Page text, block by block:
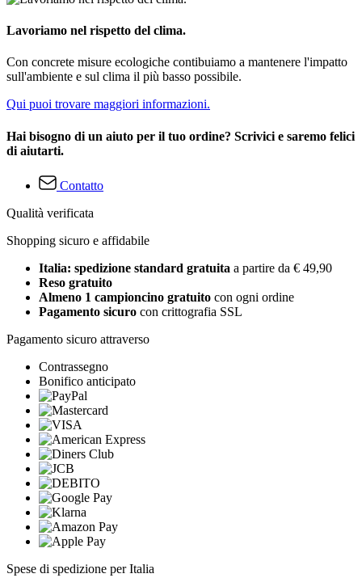
Lavoriamo nel rispetto del clima.
Con concrete misure ecologiche contibuiamo a mantenere l'impatto
sull'ambiente e sul clima il più basso possibile.
Qui puoi trovare maggiori informazioni.
Hai bisogno di un aiuto per il tuo ordine? Scrivici e saremo felici
di aiutarti.
Contatto
Qualità verificata
Shopping sicuro e affidabile
Italia: spedizione standard gratuita a partire da € 49,90
Reso gratuito
Almeno 1 campioncino gratuito con ogni ordine
Pagamento sicuro con crittografia SSL
Pagamento sicuro attraverso
Contrassegno
Bonifico anticipato
Spese di spedizione per Italia